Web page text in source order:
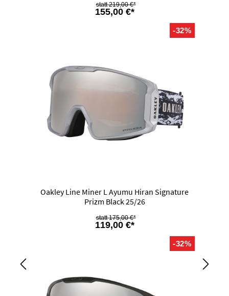
155,00 €*
219,00 €*
-32%
Oakley Line Miner L Ayumu Hiran Signature
Prizm Black 25/26
119,00 €*
175,00 €*
-32%